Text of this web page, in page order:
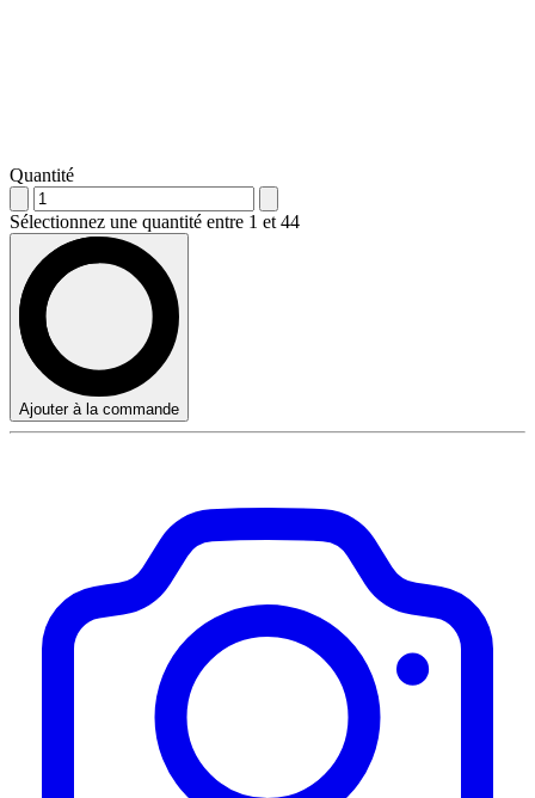
Quantité
Sélectionnez une quantité entre 1 et 44
Ajouter à la commande